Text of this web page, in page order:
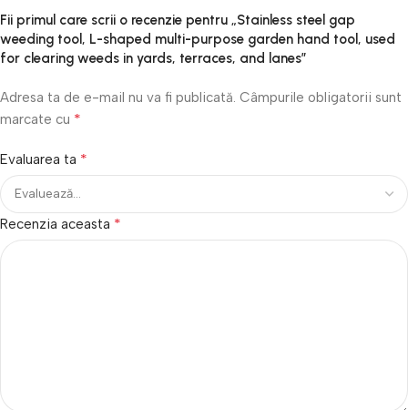
Fii primul care scrii o recenzie pentru „Stainless steel gap
weeding tool, L-shaped multi-purpose garden hand tool, used
for clearing weeds in yards, terraces, and lanes”
Adresa ta de e-mail nu va fi publicată. Câmpurile obligatorii sunt
marcate cu *
Evaluarea ta *
Recenzia aceasta *